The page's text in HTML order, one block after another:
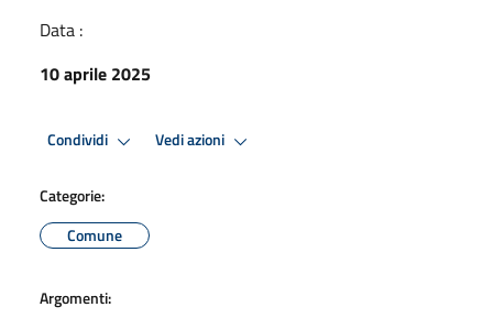
Data :
10 aprile 2025
Condividi Vedi azioni
Categorie:
Comune
Argomenti: